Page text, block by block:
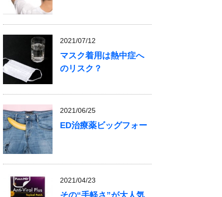
2021/07/12
マスク着用は熱中症へ
のリスク？
2021/06/25
ED治療薬ビッグフォー
2021/04/23